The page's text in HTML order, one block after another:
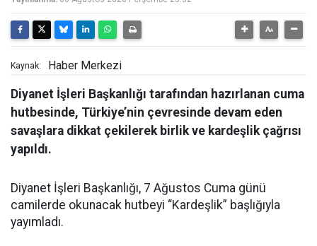
Kaynak: Haber Merkezi
Diyanet İşleri Başkanlığı tarafından hazırlanan cuma
hutbesinde, Türkiye’nin çevresinde devam eden
savaşlara dikkat çekilerek birlik ve kardeşlik çağrısı
yapıldı.
Diyanet İşleri Başkanlığı, 7 Ağustos Cuma günü
camilerde okunacak hutbeyi “Kardeşlik” başlığıyla
yayımladı.